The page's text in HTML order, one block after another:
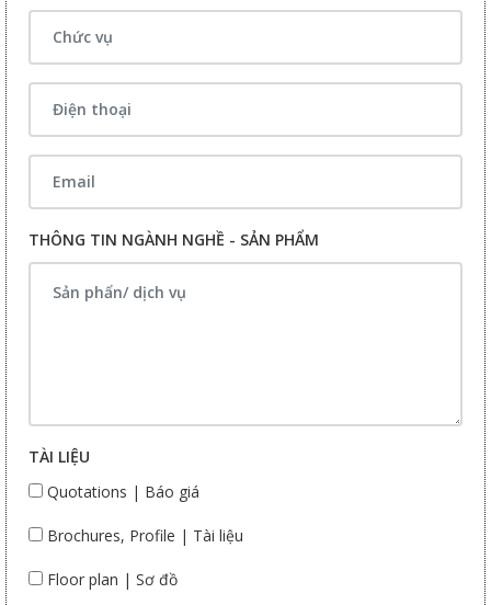
THÔNG TIN NGÀNH NGHỀ - SẢN PHẨM
TÀI LIỆU
Quotations | Báo giá
Brochures, Profile | Tài liệu
Floor plan | Sơ đồ